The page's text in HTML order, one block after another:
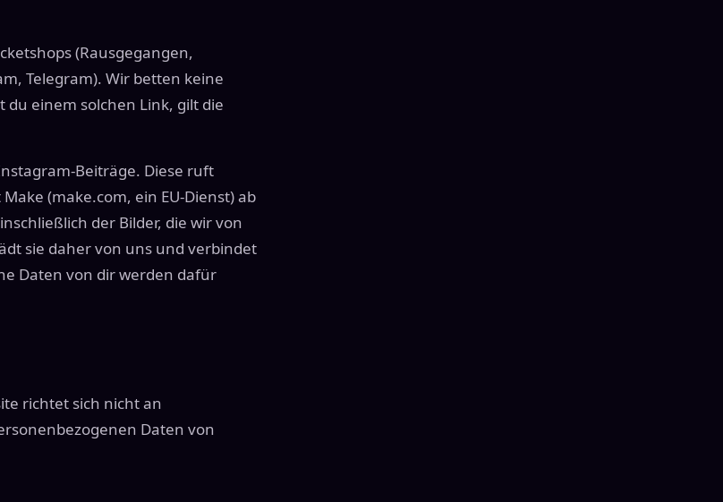
(Rausgegangen,
Telegram). Wir betten keine
einem solchen Link, gilt die
Beiträge. Diese ruft
(make.com, ein EU-Dienst) ab
der Bilder, die wir von
sie daher von uns und verbindet
Daten von dir werden dafür
richtet sich nicht an
Daten von